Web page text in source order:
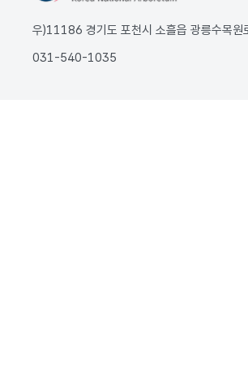
우)11186 경기도 포천시 소흘읍 광릉수목
031-540-1035